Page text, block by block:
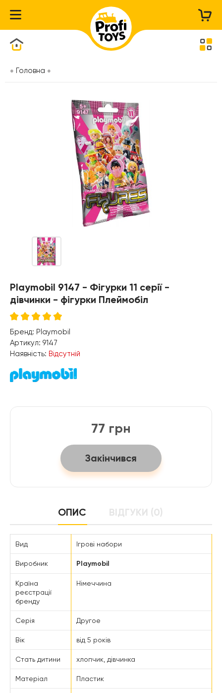
Головна
Playmobil 9147 - Фігурки 11 серії -
дівчинки - фігурки Плеймобіл
Бренд: Playmobil
Артикул: 9147
Наявність: Відсутній
77 грн
Закінчився
ОПИС ВІДГУКИ (0)
Вид Ігрові набори
Виробник Playmobil
Країна
реєстрації
бренду
Німеччина
Серія Другое
Вік від 5 років
Стать дитини хлопчик, дівчинка
Матеріал Пластик
Каталог товарів